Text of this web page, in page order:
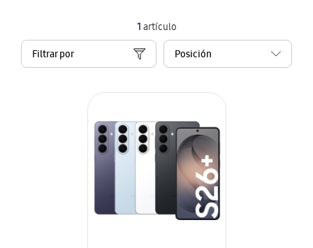
1artículo
Filtrar por